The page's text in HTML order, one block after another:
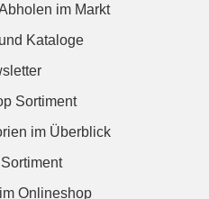
im Markt
Kataloge
Sortiment
im Überblick
Onlineshop